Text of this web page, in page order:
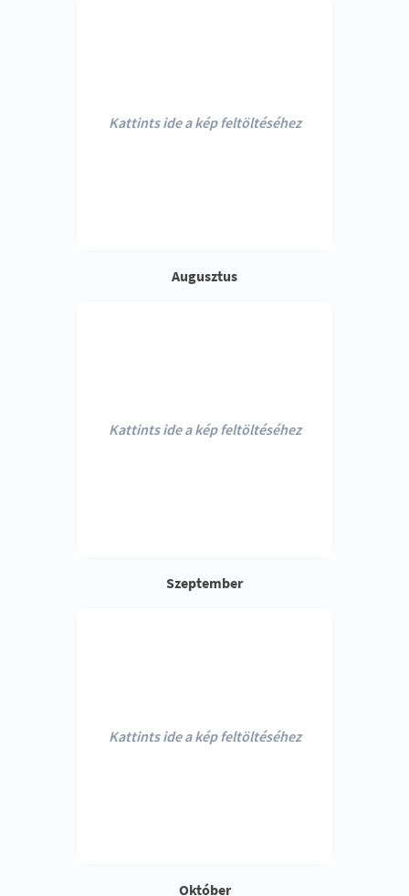
Kattints ide a kép feltöltéséhez
Augusztus
Kattints ide a kép feltöltéséhez
Szeptember
Kattints ide a kép feltöltéséhez
Október